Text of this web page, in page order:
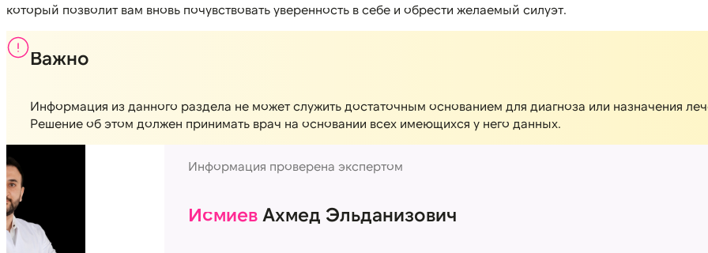
который позволит вам вновь почувствовать уверенность в себе и обрести желаемый силуэт.
Важно
Информация из данного раздела не может служить достаточным основанием для диагноза или назначения
Решение об этом должен принимать врач на основании всех имеющихся у него данных.
Информация проверена экспертом
Исмиев Ахмед Эльданизович